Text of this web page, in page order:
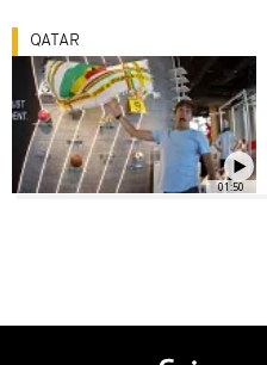
01:50
QATAR